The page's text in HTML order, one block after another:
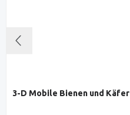
3-D Mobile Bienen und Käfer